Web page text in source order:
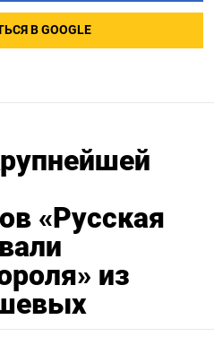
В GOOGLE
«Русская
из